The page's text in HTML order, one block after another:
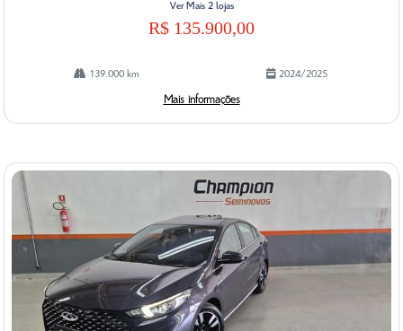
Ver Mais 2 lojas
R$ 135.900,00
139.000 km 2024/2025
Mais informações